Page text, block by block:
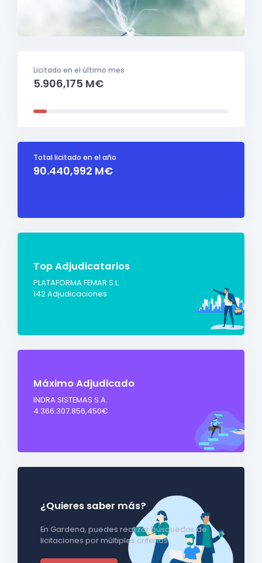
Licitado en el último mes
5.906,175 M€
Total licitado en el año
90.440,992 M€
Top Adjudicatarios
PLATAFORMA FEMAR S.L.
142 Adjudicaciones
Máximo Adjudicado
INDRA SISTEMAS S.A.
4.366.307.856,450€
¿Quieres saber más?
En Gardena, puedes realizar búsquedas de
licitaciones por múltiples criterios.